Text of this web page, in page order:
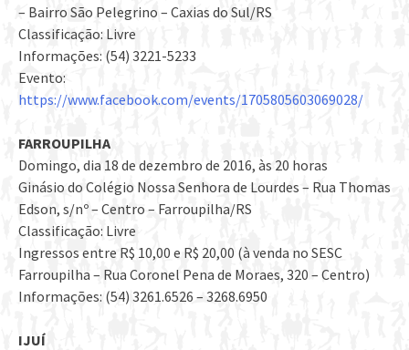
– Bairro São Pelegrino – Caxias do Sul/RS
Classificação: Livre
Informações: (54) 3221-5233
Evento:
https://www.facebook.com/events/1705805603069028/
FARROUPILHA
Domingo, dia 18 de dezembro de 2016, às 20 horas
Ginásio do Colégio Nossa Senhora de Lourdes – Rua Thomas
Edson, s/nº – Centro – Farroupilha/RS
Classificação: Livre
Ingressos entre R$ 10,00 e R$ 20,00 (à venda no SESC
Farroupilha – Rua Coronel Pena de Moraes, 320 – Centro)
Informações: (54) 3261.6526 – 3268.6950
IJUÍ